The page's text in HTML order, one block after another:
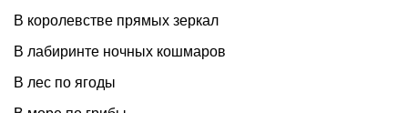
В королевстве прямых зеркал
В лабиринте ночных кошмаров
В лес по ягоды